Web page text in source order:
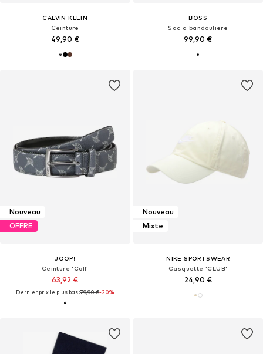
CALVIN KLEIN
Ceinture
49,90 €
BOSS
Sac à bandoulière
99,90 €
Nouveau
OFFRE
JOOP!
Ceinture 'Coll'
63,92 €
Dernier prix le plus bas :79,90 €-20%
Nouveau
Mixte
NIKE SPORTSWEAR
Casquette 'CLUB'
24,90 €